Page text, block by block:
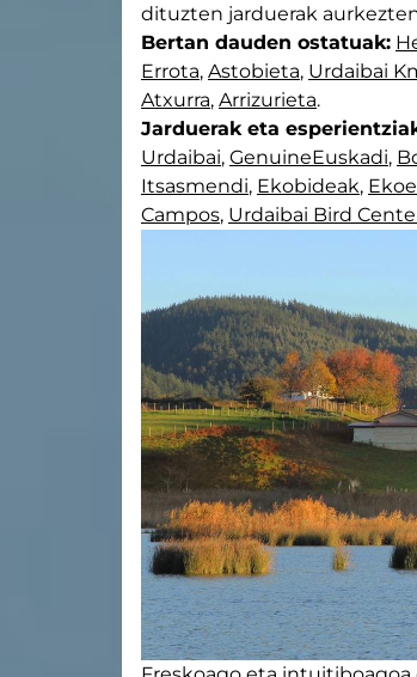
dituzten jarduerak
Bertan dauden ostatuak:
Errota, Astobieta, Urdaibai
Atxurra, Arrizurieta.
Jarduerak eta
Urdaibai, GenuineEuskadi,
Itsasmendi, Ekobideak,
Campos, Urdaibai Bird